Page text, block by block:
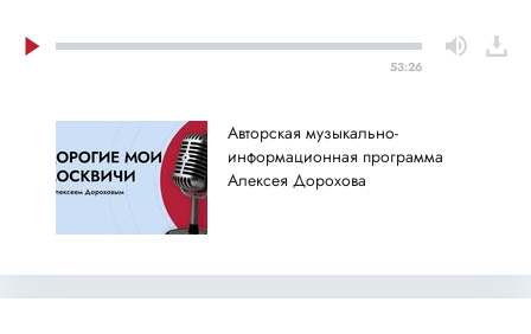
53:26
Авторская музыкально-
информационная программа
Алексея Дорохова